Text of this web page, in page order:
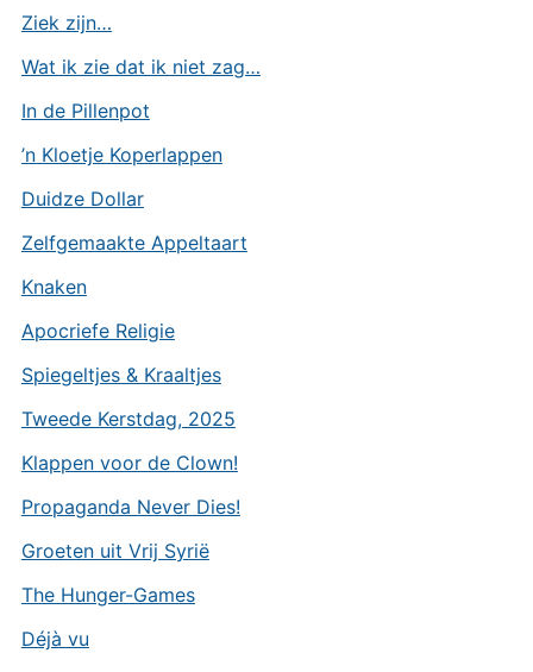
Ziek zijn…
Wat ik zie dat ik niet zag…
In de Pillenpot
’n Kloetje Koperlappen
Duidze Dollar
Zelfgemaakte Appeltaart
Knaken
Apocriefe Religie
Spiegeltjes & Kraaltjes
Tweede Kerstdag, 2025
Klappen voor de Clown!
Propaganda Never Dies!
Groeten uit Vrij Syrië
The Hunger-Games
Déjà vu